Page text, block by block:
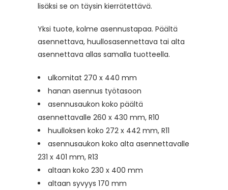
lisäksi se on täysin kierrätettävä.
Yksi tuote, kolme asennustapaa. Päältä
asennettava, huullosasennettava tai alta
asennettava allas samalla tuotteella.
ulkomitat 270 x 440 mm
hanan asennus työtasoon
asennusaukon koko päältä
asennettavalle 260 x 430 mm, R10
huulloksen koko 272 x 442 mm, R11
asennusaukon koko alta asennettavalle
231 x 401 mm, R13
altaan koko 230 x 400 mm
altaan syvyys 170 mm